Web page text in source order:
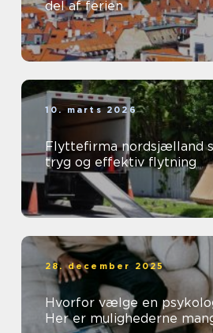
del af ferien
10. marts 2026
Flyttefirma nordsjælland sådan får du en
tryg og effektiv flytning
28. december 2025
Hvorfor vælge en
Her er mulighederne